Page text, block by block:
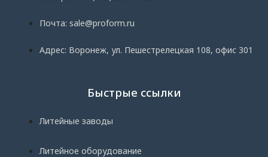
Почта: sale@proform.ru
Адрес: Воронеж, ул. Пешестрелецкая 108, офис 301
Быстрые ссылки
Литейные заводы
Литейное оборудование